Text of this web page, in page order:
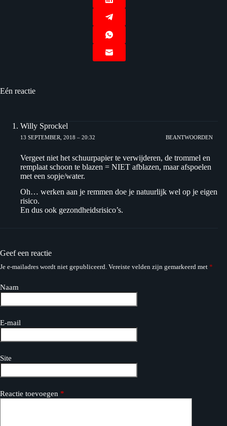
Eén reactie
Willy Sprockel
13 SEPTEMBER, 2018 – 20:32 BEANTWOORDEN
Vergeet niet het schuurpapier te verwijderen, de trommel en
remplaat schoon te blazen = NIET afblazen, maar afspoelen
met een sopje/water.
Oh… werken aan je remmen doe je natuurlijk wel op je eigen
risico.
En dus ook gezondheidsrisico’s.
Geef een reactie
Je e-mailadres wordt niet gepubliceerd. Vereiste velden zijn gemarkeerd met *
Naam
E-mail
Site
Reactie toevoegen *